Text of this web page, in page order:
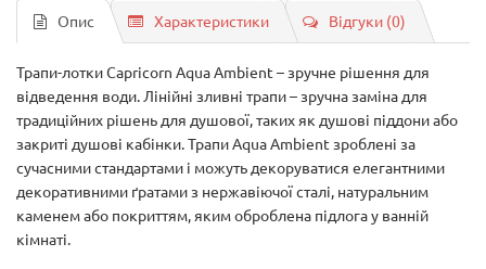
Опис Характеристики Відгуки (0)
Трапи-лотки Capricorn Aqua Ambient – ​​зручне рішення для
відведення води. Лінійні зливні трапи – зручна заміна для
традиційних рішень для душової, таких як душові піддони або
закриті душові кабінки. Трапи Aqua Ambient зроблені за
сучасними стандартами і можуть декоруватися елегантними
декоративними ґратами з нержавіючої сталі, натуральним
каменем або покриттям, яким оброблена підлога у ванній
кімнаті.